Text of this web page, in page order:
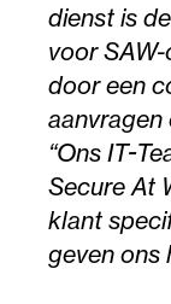
dienst is
voor
door een
aanvragen
“Ons IT-
Secure At
klant
geven ons